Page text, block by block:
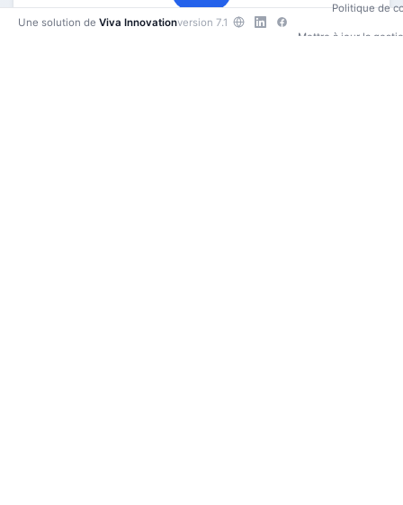
Une solution de Viva Innovationversion 7.1
Politique de
Mettre à jour la